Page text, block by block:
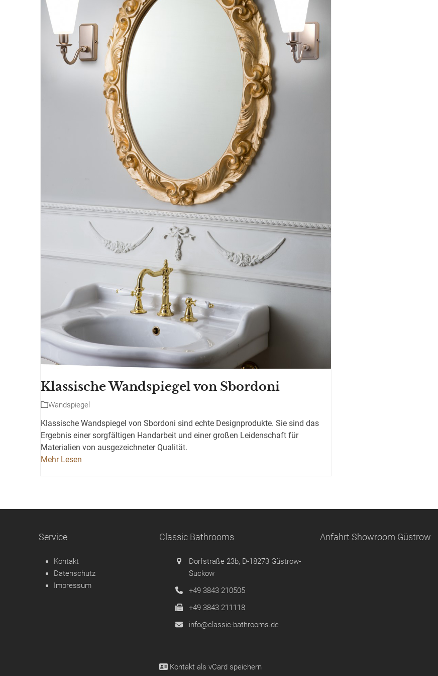
Klassische Wandspiegel von Sbordoni
Wandspiegel
Klassische Wandspiegel von Sbordoni sind echte Designprodukte. Sie sind das
Ergebnis einer sorgfältigen Handarbeit und einer großen Leidenschaft für
Materialien von ausgezeichneter Qualität.
Mehr Lesen
Service
Kontakt
Datenschutz
Impressum
Classic Bathrooms
Dorfstraße 23b, D-18273 Güstrow-
Suckow
+49 3843 210505
+49 3843 211118
info@classic-bathrooms.de
Kontakt alsvCard speichern
Anfahrt Showroom Güstrow